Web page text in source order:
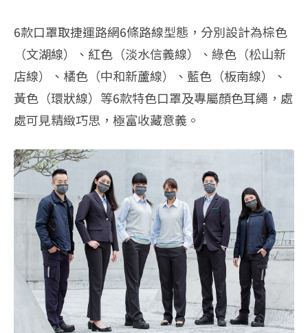
6款口罩取捷運路網6條路線型態，分別設計為棕色
（文湖線）、紅色（淡水信義線）、綠色（松山新
店線）、橘色（中和新蘆線）、藍色（板南線）、
黃色（環狀線）等6款特色口罩及專屬顏色耳繩，處
處可見精緻巧思，極富收藏意義。